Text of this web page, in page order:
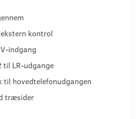
kontrol
indgang
til LR-udgange
til hovedtelefonudgangen
træsider